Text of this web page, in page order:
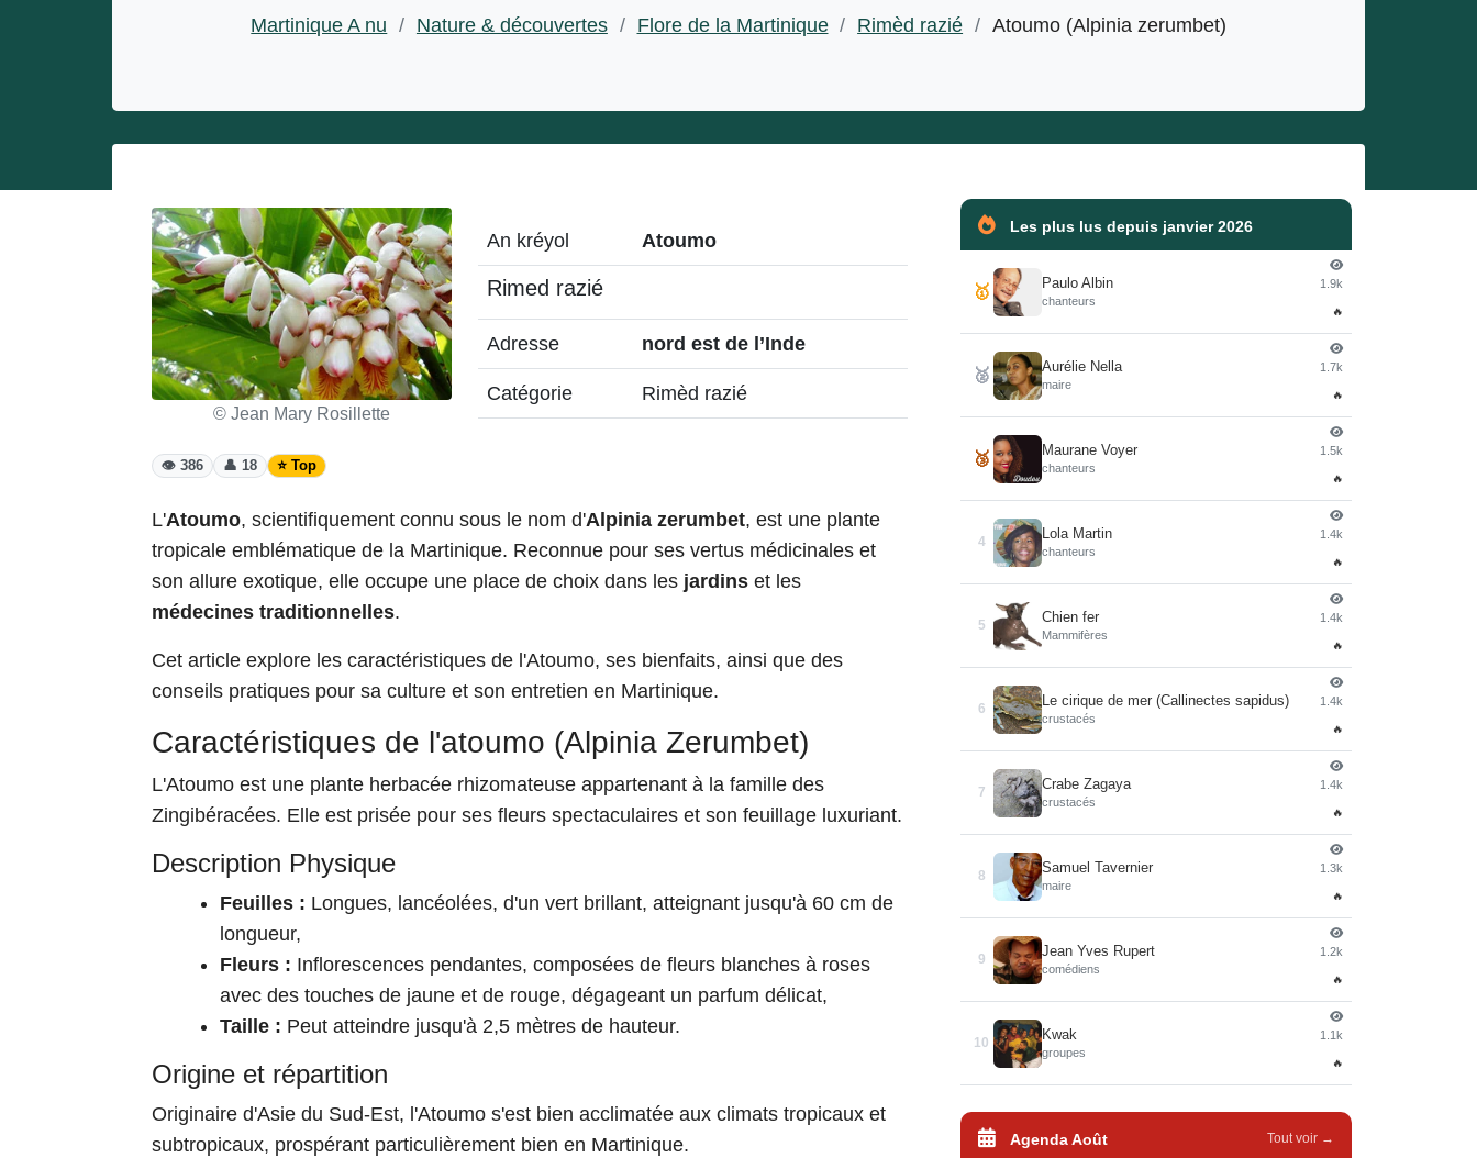
Entrepreneurs
Martinique A nu / Nature & découvertes / Flore de la Martinique / Rimèd razié / Atoumo (Alpinia zerumbet)
© Jean Mary Rosillette
An kréyol Atoumo
Rimed razié
Adresse nord est de l’Inde
Catégorie Rimèd razié
👁️ 386 👤 18 ⭐ Top
L'Atoumo, scientifiquement connu sous le nom d'Alpinia zerumbet, est une plante
tropicale emblématique de la Martinique. Reconnue pour ses vertus médicinales et
son allure exotique, elle occupe une place de choix dans les jardins et les
médecines traditionnelles.
Cet article explore les caractéristiques de l'Atoumo, ses bienfaits, ainsi que des
conseils pratiques pour sa culture et son entretien en Martinique.
Caractéristiques de l'atoumo (Alpinia Zerumbet)
L'Atoumo est une plante herbacée rhizomateuse appartenant à la famille des
Zingibéracées. Elle est prisée pour ses fleurs spectaculaires et son feuillage luxuriant.
Description Physique
Feuilles : Longues, lancéolées, d'un vert brillant, atteignant jusqu'à 60 cm de
longueur,
Fleurs : Inflorescences pendantes, composées de fleurs blanches à roses
avec des touches de jaune et de rouge, dégageant un parfum délicat,
Taille : Peut atteindre jusqu'à 2,5 mètres de hauteur.
Origine et répartition
Originaire d'Asie du Sud-Est, l'Atoumo s'est bien acclimatée aux climats tropicaux et
subtropicaux, prospérant particulièrement bien en Martinique.
Les plus lus depuis janvier 2026
🥇 Paulo Albin
chanteurs
1.9k
🔥
🥈 Aurélie Nella
maire
1.7k
🔥
🥉 Maurane Voyer
chanteurs
1.5k
🔥
4
Lola Martin
chanteurs
1.4k
🔥
5
Chien fer
Mammifères
1.4k
🔥
6
Le cirique de mer (Callinectes sapidus)
crustacés
1.4k
🔥
7
Crabe Zagaya
crustacés
1.4k
🔥
8
Samuel Tavernier
maire
1.3k
🔥
9
Jean Yves Rupert
comédiens
1.2k
🔥
10
Kwak
groupes
1.1k
🔥
Agenda Août Tout voir →